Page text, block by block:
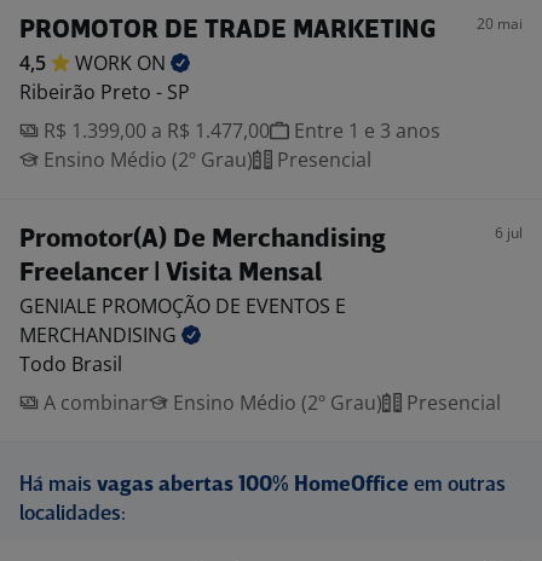
PROMOTOR DE TRADE MARKETING 20 mai
4,5 WORK ON
Ribeirão Preto - SP
R$ 1.399,00 a R$ 1.477,00
Entre 1 e 3 anos
Ensino Médio (2º Grau)
Presencial
Promotor(A) De Merchandising
Freelancer | Visita Mensal
6 jul
GENIALE PROMOÇÃO DE EVENTOS E
MERCHANDISING
Todo Brasil
A combinar
Ensino Médio (2º Grau) Presencial
Há mais vagas abertas 100% HomeOffice em outras
localidades: